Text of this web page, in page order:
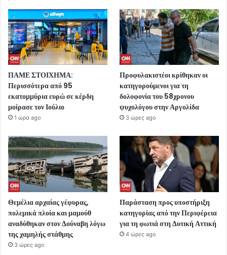
ΠΑΜΕ ΣΤΟΙΧΗΜΑ:
Περισσότερα από 95
εκατομμύρια ευρώ σε κέρδη
μοίρασε τον Ιούλιο
1 ώρα ago
Προφυλακιστέοι κρίθηκαν οι
κατηγορούμενοι για τη
δολοφονία του 58χρονου
ψυχολόγου στην Αργολίδα
3 ώρες ago
Θεμέλια αρχαίας γέφυρας,
πολεμικά πλοία και μαμούθ
αναδύθηκαν στον Δούναβη λόγω
της χαμηλής στάθμης
3 ώρες ago
Παράσταση προς υποστήριξη
κατηγορίας από την Περιφέρεια
για τη φωτιά στη Δυτική Αττική
4 ώρες ago